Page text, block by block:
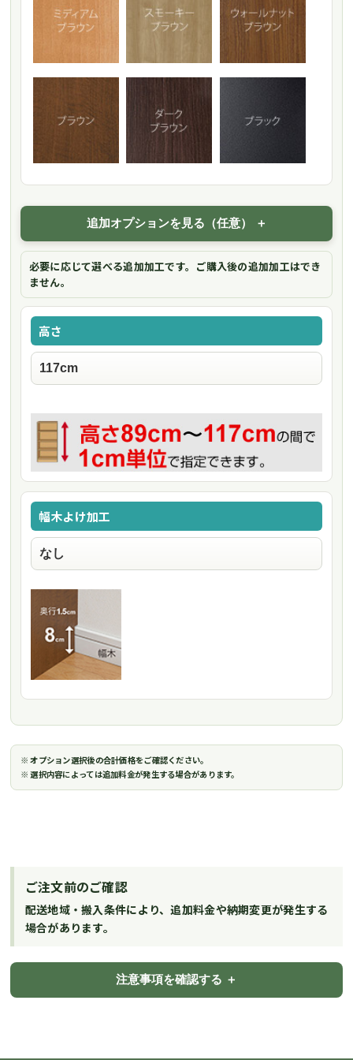
追加オプションを見る（任意）
必要に応じて選べる追加加工です。ご購入後の追加加工はでき
ません。
高さ
幅木よけ加工
※ オプション選択後の合計価格をご確認ください。
※ 選択内容によっては追加料金が発生する場合があります。
ご注文前のご確認
配送地域・搬入条件により、追加料金や納期変更が発生する
場合があります。
注意事項を確認する